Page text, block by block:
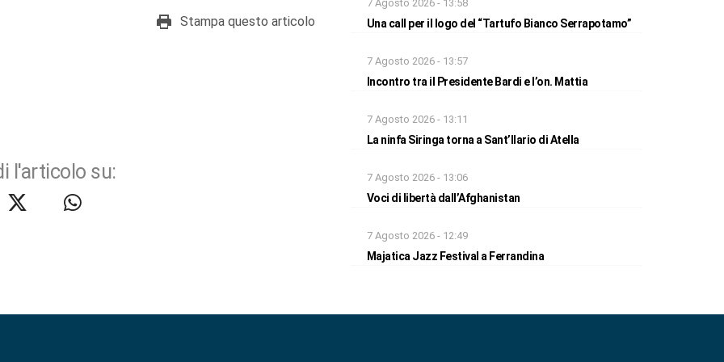
Stampa questo articolo
l'articolo su:
7 Agosto 2026 - 13:58
Una call per il logo del “Tartufo Bianco Serrapotamo”
7 Agosto 2026 - 13:57
Incontro tra il Presidente Bardi e l’on. Mattia
7 Agosto 2026 - 13:11
La ninfa Siringa torna a Sant’Ilario di Atella
7 Agosto 2026 - 13:06
Voci di libertà dall’Afghanistan
7 Agosto 2026 - 12:49
Majatica Jazz Festival a Ferrandina